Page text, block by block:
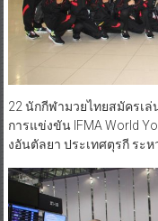
22 นักกีฬามวยไทยสมัครเล่
การแข่งขัน IFMA World
งอันตัลยา ประเทศตุรกี ระ